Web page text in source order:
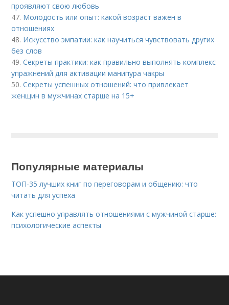
проявляют свою любовь
47. Молодость или опыт: какой возраст важен в
отношениях
48. Искусство эмпатии: как научиться чувствовать других
без слов
49.Секреты практики: как правильно выполнять комплекс
упражнений для активации манипура чакры
50.Секреты успешных отношений: что привлекает
женщин в мужчинах старше на 15+
Популярные материалы
ТОП-35 лучших книг по переговорам и общению: что
читать для успеха
Как успешно управлять отношениями с мужчиной старше:
психологические аспекты